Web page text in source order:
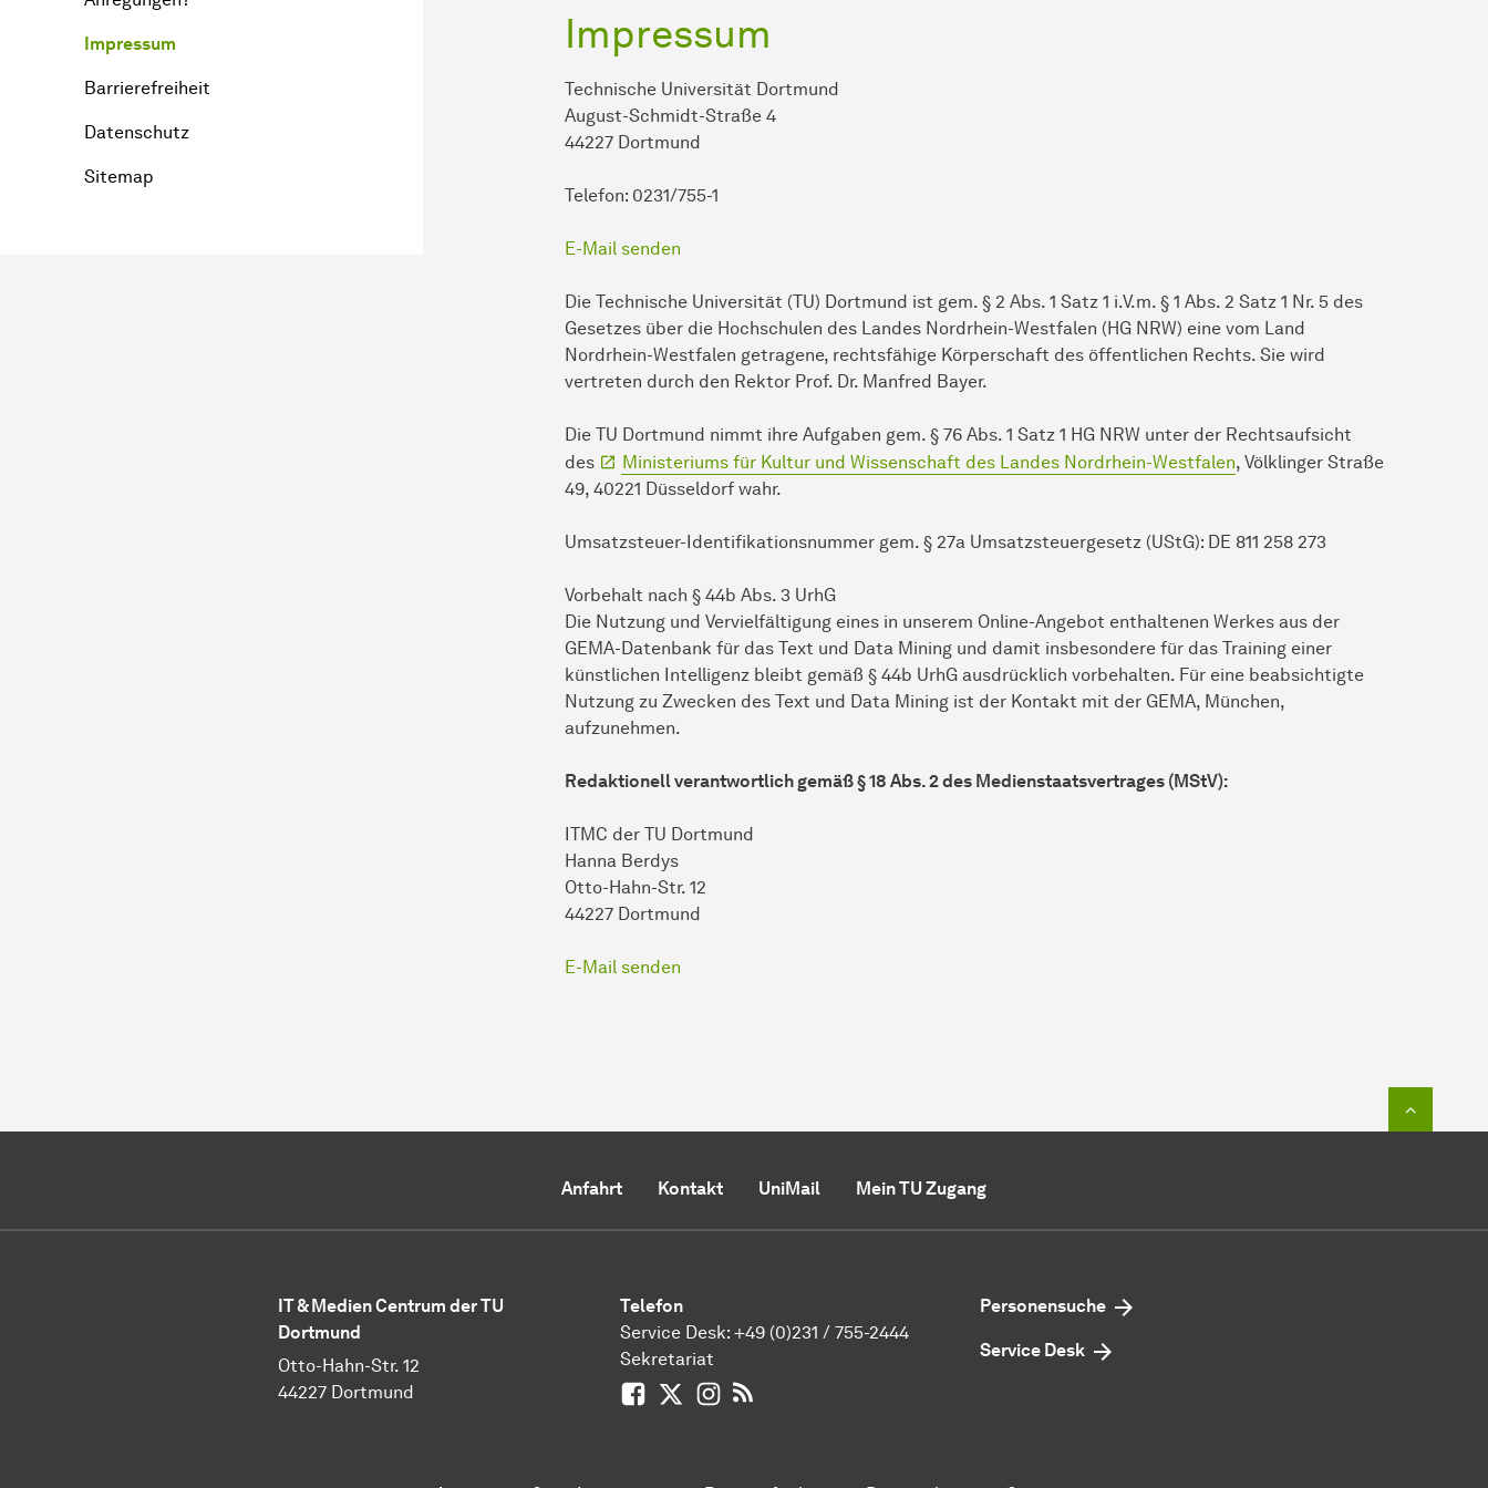
Impressum
Barrierefreiheit
Datenschutz
Sitemap
Impressum
Technische Universität Dortmund
August-Schmidt-Straße 4
44227 Dortmund
Telefon: 0231/755-1
E-Mail senden
Die Technische Universität (TU) Dortmund ist gem. § 2 Abs. 1 Satz 1 i.V.m. § 1 Abs. 2 Satz 1 Nr. 5 des
Gesetzes über die Hochschulen des Landes Nordrhein-Westfalen (HG NRW) eine vom Land
Nordrhein-Westfalen getragene, rechtsfähige Körperschaft des öffentlichen Rechts. Sie wird
vertreten durch den Rektor Prof. Dr. Manfred Bayer.
Die TU Dortmund nimmt ihre Aufgaben gem. § 76 Abs. 1 Satz 1 HG NRW unter der Rechtsaufsicht
des
Ministeriums für Kultur und Wissenschaft des Landes Nordrhein-Westfalen, Völklinger Straße
49, 40221 Düsseldorf wahr.
Umsatzsteuer-Identifikationsnummer gem. § 27a Umsatzsteuergesetz (UStG): DE 811 258 273
Vorbehalt nach § 44b Abs. 3 UrhG
Die Nutzung und Vervielfältigung eines in unserem Online-Angebot enthaltenen Werkes aus der
GEMA-Datenbank für das Text und Data Mining und damit insbesondere für das Training einer
künstlichen Intelligenz bleibt gemäß § 44b UrhG ausdrücklich vorbehalten. Für eine beabsichtigte
Nutzung zu Zwecken des Text und Data Mining ist der Kontakt mit der GEMA, München,
aufzunehmen.
Redaktionell verantwortlich gemäß § 18 Abs. 2 des Medienstaatsvertrages (MStV):
ITMC der TU Dortmund
Hanna Berdys
Otto-Hahn-Str. 12
44227 Dortmund
E-Mail senden
Anfahrt Kontakt UniMail Mein TU Zugang
IT & Medien Centrum der TU
Dortmund
Otto-Hahn-Str. 12
44227 Dortmund
Telefon
Service Desk: +49 (0)231 / 755-2444
Sekretariat
FacebookX / vormals Twitter
Instagram
Personensuche
Service Desk